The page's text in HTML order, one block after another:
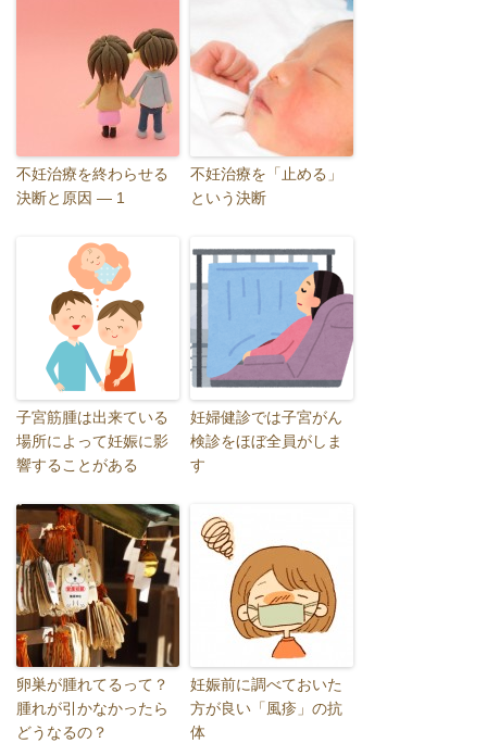
不妊治療を終わらせる
決断と原因 ― 1
不妊治療を「止める」
という決断
子宮筋腫は出来ている
場所によって妊娠に影
響することがある
妊婦健診では子宮がん
検診をほぼ全員がしま
す
卵巣が腫れてるって？
腫れが引かなかったら
どうなるの？
妊娠前に調べておいた
方が良い「風疹」の抗
体